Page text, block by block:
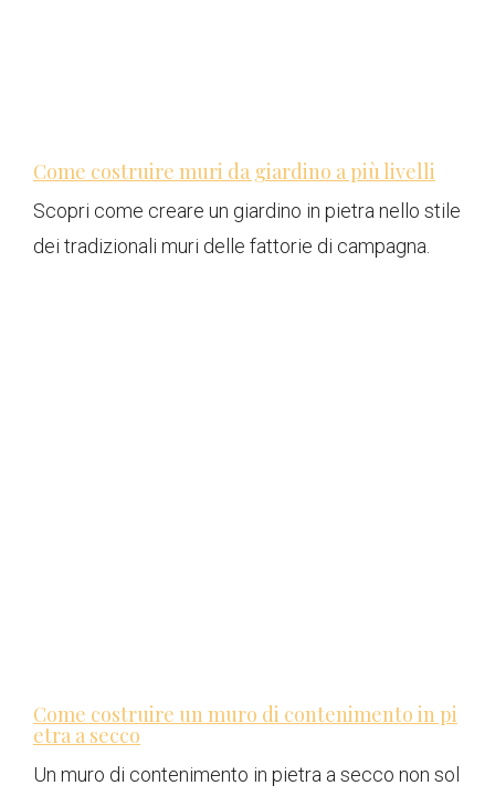
Come costruire muri da giardino a più livelli
Scopri come creare un giardino in pietra nello stile
dei tradizionali muri delle fattorie di campagna.
Come costruire un muro di contenimento in pi
etra a secco
Un muro di contenimento in pietra a secco non sol